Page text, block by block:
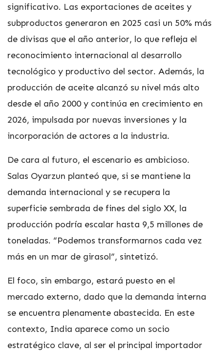
significativo. Las exportaciones de aceites y
subproductos generaron en 2025 casi un 50% más
de divisas que el año anterior, lo que refleja el
reconocimiento internacional al desarrollo
tecnológico y productivo del sector. Además, la
producción de aceite alcanzó su nivel más alto
desde el año 2000 y continúa en crecimiento en
2026, impulsada por nuevas inversiones y la
incorporación de actores a la industria.
De cara al futuro, el escenario es ambicioso.
Salas Oyarzun planteó que, si se mantiene la
demanda internacional y se recupera la
superficie sembrada de fines del siglo XX, la
producción podría escalar hasta 9,5 millones de
toneladas. “Podemos transformarnos cada vez
más en un mar de girasol”, sintetizó.
El foco, sin embargo, estará puesto en el
mercado externo, dado que la demanda interna
se encuentra plenamente abastecida. En este
contexto, India aparece como un socio
estratégico clave, al ser el principal importador